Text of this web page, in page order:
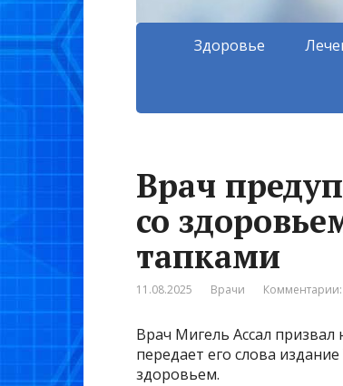
Здоровье
Врач
со
тапками
11.08.2025 Врачи
Врач Мигель Ассал
передает его слова
здоровьем.